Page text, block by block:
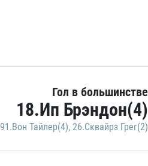
Гол в большинстве
18.Ип Брэндон(4)
91.Вон Тайлер(4), 26.Сквайрз Грег(2)